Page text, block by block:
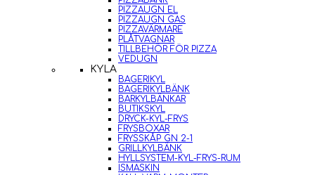
PIZZAUGN EL
PIZZAUGN GAS
PIZZAVÄRMARE
PLÅTVAGNAR
TILLBEHÖR FÖR PIZZA
VEDUGN
KYLA
BAGERIKYL
BAGERIKYLBÄNK
BARKYLBÄNKAR
BUTIKSKYL
DRYCK-KYL-FRYS
FRYSBOXAR
FRYSSKÅP GN 2-1
GRILLKYLBÄNK
HYLLSYSTEM-KYL-FRYS-RUM
ISMASKIN